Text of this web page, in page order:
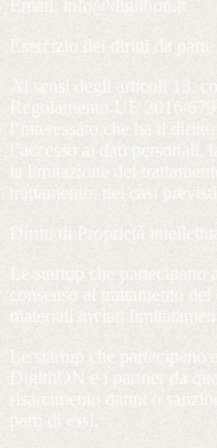
Esercizio dei diritti da parte
Ai sensi degli articoli 13,
Regolamento UE 2016/
l’interessato che ha il
l’accesso ai dati
la limitazione del
trattamento, nei casi previsti;
Diritti di Proprietà
Le startup che
consenso al trattamento
materiali inviati
Le startup che
DigithON e i partner da
risarcimento danni o
parti di essi.